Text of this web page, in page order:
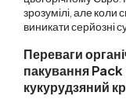
зрозумілі, але
виникати серйозні
Переваги
пакування
кукурудзяний